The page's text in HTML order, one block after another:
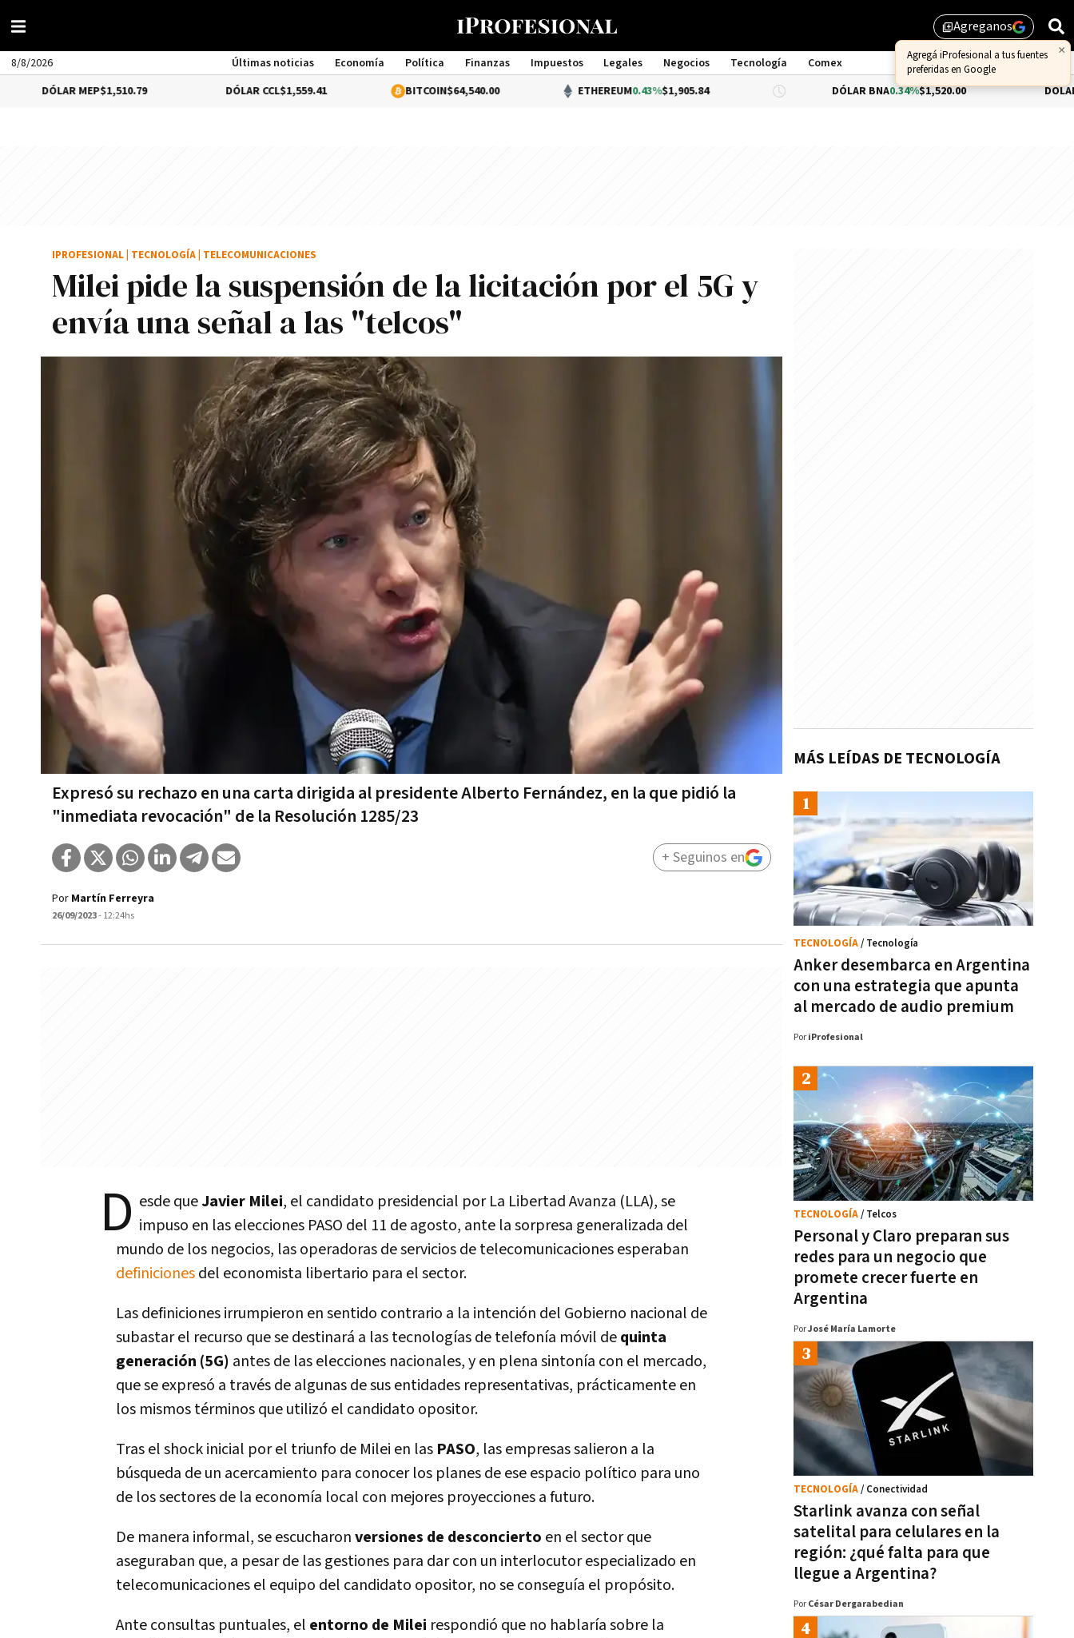
library_addAgreganos
×
Agregá iProfesional a tus fuentes
preferidas en Google
8/8/2026 Últimas noticias Economía Política Finanzas Impuestos Legales Negocios Tecnología
Comex
Management
$1,510.79 $1,559.41 $64,540.00 ETHEREUM 0.43%$1,905.84 DÓLAR BNA 0.34%$1,520.00 DÓLAR BLUE
Milei pide la suspensión de la licitación por el 5G y
envía una señal a las "telcos"
Expresó su rechazo en una carta dirigida al presidente Alberto Fernández, en la que pidió la
"inmediata revocación" de la Resolución 1285/23
IPROFESIONAL TECNOLOGÍA TELECOMUNICACIONES
Por Martín Ferreyra
26/09/2023- 12:24hs
+ Seguinos en
D esde queJavier Milei, el candidato presidencial por La Libertad Avanza (LLA), se
impuso en las elecciones PASO del 11 de agosto, ante la sorpresa generalizada del
mundo de los negocios, las operadoras de servicios de telecomunicaciones esperaban
definicionesdel economista libertario para el sector.
Las definiciones irrumpieron en sentido contrario a la intención del Gobierno nacional de
subastar el recurso que se destinará a las tecnologías de telefonía móvil dequinta
generación (5G) antes de las elecciones nacionales, y en plena sintonía con el mercado,
que se expresó a través de algunas de sus entidades representativas, prácticamente en
los mismos términos que utilizó el candidato opositor.
Tras el shock inicial por el triunfo de Milei en las PASO, las empresas salieron a la
búsqueda de un acercamiento para conocer los planes de ese espacio político para uno
de los sectores de la economía local con mejores proyecciones a futuro.
De manera informal, se escucharonversiones de desconcierto en el sector que
aseguraban que, a pesar de las gestiones para dar con un interlocutor especializado en
telecomunicaciones el equipo del candidato opositor, no se conseguía el propósito.
Ante consultas puntuales, el entorno de Milei respondió que no hablaría sobre la
MÁS LEÍDAS DE TECNOLOGÍA
Anker desembarca en Argentina
con una estrategia que apunta
al mercado de audio premium
TECNOLOGÍA/ Tecnología
Por iProfesional
Personal y Claro preparan sus
redes para un negocio que
promete crecer fuerte en
Argentina
TECNOLOGÍA/ Telcos
PorJosé María Lamorte
Starlink avanza con señal
satelital para celulares en la
región: ¿qué falta para que
llegue a Argentina?
TECNOLOGÍA/ Conectividad
Por César Dergarabedian